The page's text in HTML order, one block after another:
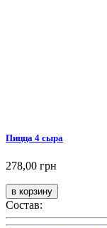
Пицца 4 сыра
278,00 грн
Состав: